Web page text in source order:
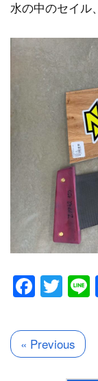
水の中のセイル
« Previous